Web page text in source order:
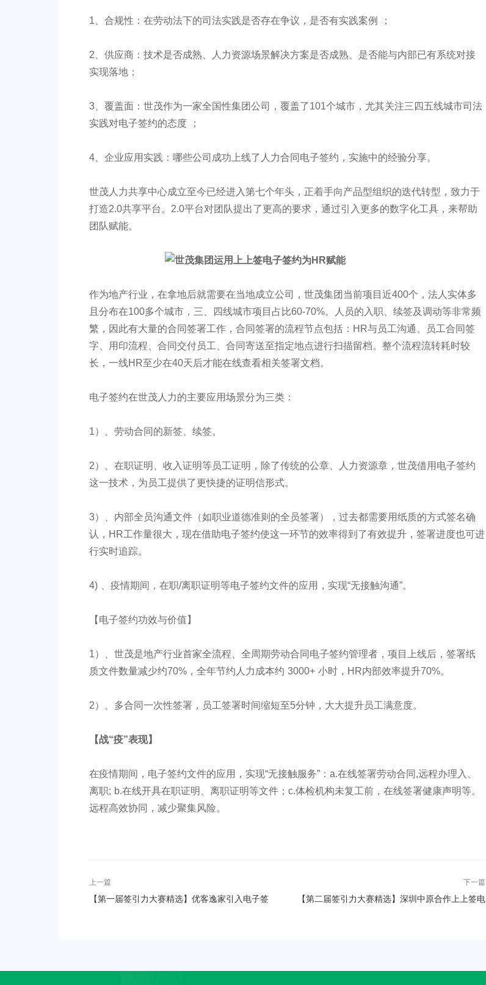
1、合规性：在劳动法下的司法实践是否存在争议，是否有实践案例 ；
2、供应商：技术是否成熟、人力资源场景解决方案是否成熟、是否能与内部已有系统对接
实现落地；
3、覆盖面：世茂作为一家全国性集团公司，覆盖了101个城市，尤其关注三四五线城市司法
实践对电子签约的态度 ；
4、企业应用实践：哪些公司成功上线了人力合同电子签约，实施中的经验分享。
世茂人力共享中心成立至今已经进入第七个年头，正着手向产品型组织的迭代转型，致力于
打造2.0共享平台。2.0平台对团队提出了更高的要求，通过引入更多的数字化工具，来帮助
团队赋能。
作为地产行业，在拿地后就需要在当地成立公司，世茂集团当前项目近400个，法人实体多
且分布在100多个城市，三、四线城市项目占比60-70%。人员的入职、续签及调动等非常频
繁，因此有大量的合同签署工作，合同签署的流程节点包括：HR与员工沟通、员工合同签
字、用印流程、合同交付员工、合同寄送至指定地点进行扫描留档。整个流程流转耗时较
长，一线HR至少在40天后才能在线查看相关签署文档。
电子签约在世茂人力的主要应用场景分为三类：
1）、劳动合同的新签、续签。
2）、在职证明、收入证明等员工证明，除了传统的公章、人力资源章，世茂借用电子签约
这一技术，为员工提供了更快捷的证明信形式。
3）、内部全员沟通文件（如职业道德准则的全员签署），过去都需要用纸质的方式签名确
认，HR工作量很大，现在借助电子签约使这一环节的效率得到了有效提升，签署进度也可进
行实时追踪。
4) 、疫情期间，在职/离职证明等电子签约文件的应用，实现“无接触沟通”。
【电子签约功效与价值】
1）、世茂是地产行业首家全流程、全周期劳动合同电子签约管理者，项目上线后，签署纸
质文件数量减少约70%，全年节约人力成本约 3000+ 小时，HR内部效率提升70%。
2）、多合同一次性签署，员工签署时间缩短至5分钟，大大提升员工满意度。
【战“疫”表现】
在疫情期间，电子签约文件的应用，实现“无接触服务”：a.在线签署劳动合同,远程办理入、
离职; b.在线开具在职证明、离职证明等文件；c.体检机构未复工前，在线签署健康声明等。
远程高效协同，减少聚集风险。
上一篇
【第一届签引力大赛精选】优客逸家引入电子签
下一篇
【第二届签引力大赛精选】深圳中原合作上上签电